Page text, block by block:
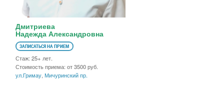
Дмитриева
Надежда Александровна
ЗАПИСАТЬСЯ НА ПРИЕМ
Стаж: 25+ лет.
Стоимость приема: от 3500 руб.
ул.Гримау, Мичуринский пр.